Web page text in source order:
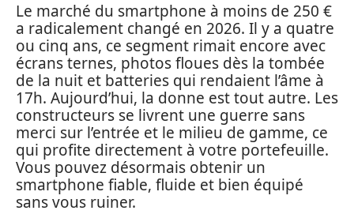
Le marché du smartphone à moins de 250 €
a radicalement changé en 2026. Il y a quatre
ou cinq ans, ce segment rimait encore avec
écrans ternes, photos floues dès la tombée
de la nuit et batteries qui rendaient l’âme à
17h. Aujourd’hui, la donne est tout autre. Les
constructeurs se livrent une guerre sans
merci sur l’entrée et le milieu de gamme, ce
qui profite directement à votre portefeuille.
Vous pouvez désormais obtenir un
smartphone fiable, fluide et bien équipé
sans vous ruiner.